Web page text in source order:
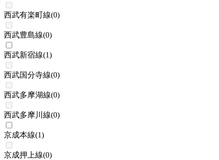
西武有楽町線(0)
西武豊島線(0)
西武新宿線(1)
西武国分寺線(0)
西武多摩湖線(0)
西武多摩川線(0)
京成本線(1)
京成押上線(0)